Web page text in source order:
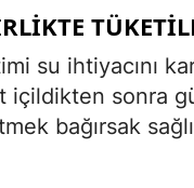
su ihtiyacını
içildikten sonra
bağırsak